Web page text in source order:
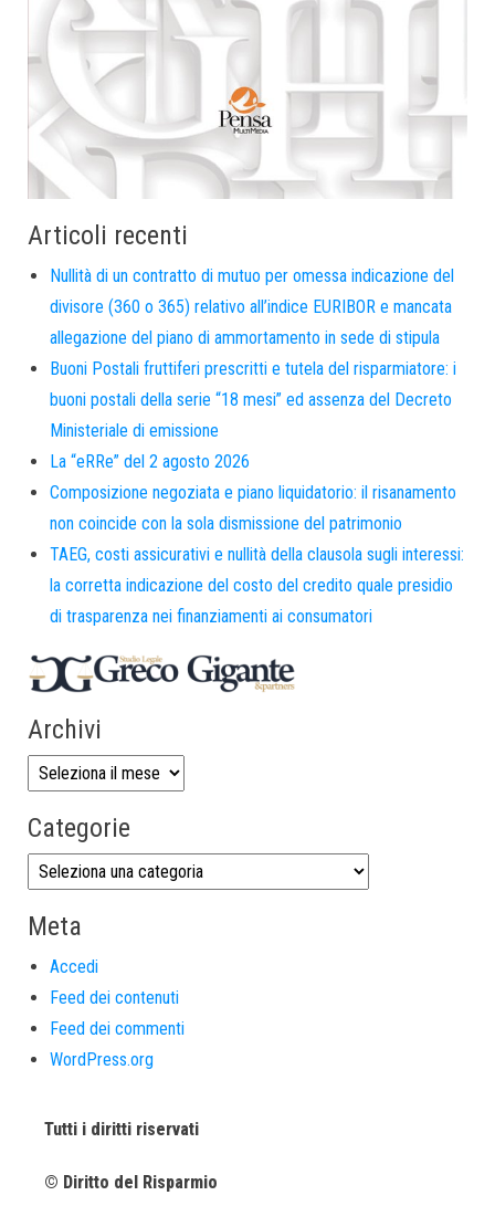
Articoli recenti
Nullità di un contratto di mutuo per omessa indicazione del
divisore (360 o 365) relativo all’indice EURIBOR e mancata
allegazione del piano di ammortamento in sede di stipula
Buoni Postali fruttiferi prescritti e tutela del risparmiatore: i
buoni postali della serie “18 mesi” ed assenza del Decreto
Ministeriale di emissione
La “eRRe” del 2 agosto 2026
Composizione negoziata e piano liquidatorio: il risanamento
non coincide con la sola dismissione del patrimonio
TAEG, costi assicurativi e nullità della clausola sugli interessi:
la corretta indicazione del costo del credito quale presidio
di trasparenza nei finanziamenti ai consumatori
Archivi
Categorie
Meta
Accedi
Feed dei contenuti
Feed dei commenti
WordPress.org
Tutti i diritti riservati
© Diritto del Risparmio